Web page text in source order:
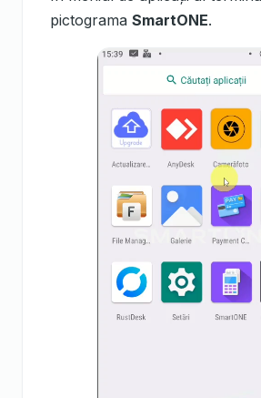
pictograma SmartONE.